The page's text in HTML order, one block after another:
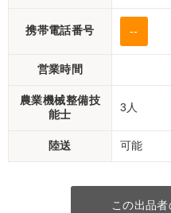
携帯電話番号 --
営業時間
農業機械整備技
能士
3人
陸送 可能
この出品